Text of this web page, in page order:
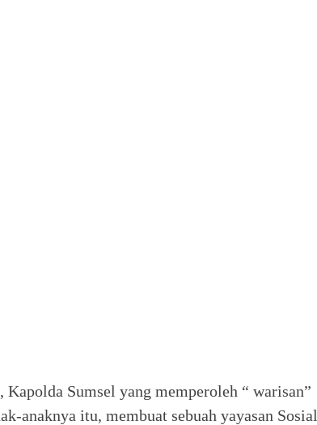
, Kapolda Sumsel yang memperoleh “ warisan”
anaknya itu, membuat sebuah yayasan Sosial